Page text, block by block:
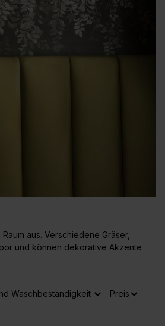
aus. Verschiedene Gräser,
und können dekorative Akzente
Waschbeständigkeit Preis